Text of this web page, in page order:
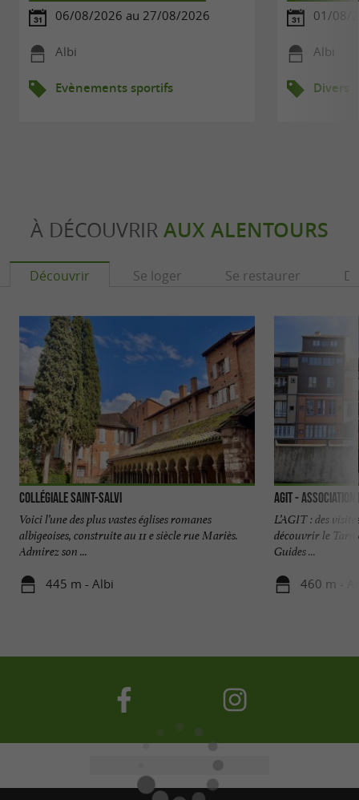
06/08/2026 au 27/08/2026
Albi
Evènements sportifs
01/08/
Albi
Divers
À DÉCOUVRIR AUX ALENTOURS
Découvrir Se loger Se restaurer
Collégiale Saint-Salvi
Voici l’une des plus vastes églises romanes
albigeoises, construite au 11 e siècle rue Mariès.
Admirez son ...
445 m - Albi
AGIT -
L’AGIT : des
découvrir le Tarn
Guides ...
460 m -